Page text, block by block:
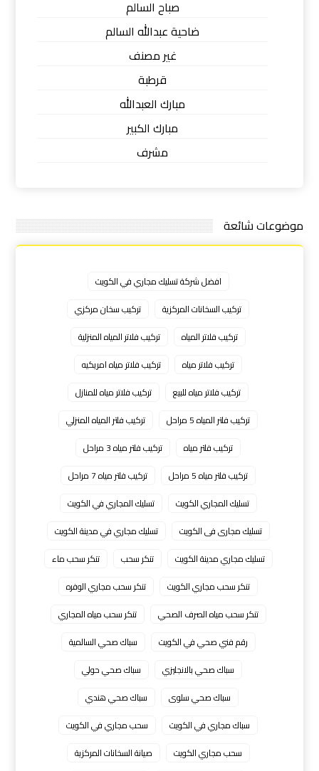
صباح السالم
ضاحية عبدالله السالم
غير مصنف
قرطبة
مبارك العبدالله
مبارك الكبير
مشرف
موضوعات شائعة
افضل شركة تسليك مجاري في الكويت
تركيب السخانات المركزية
تركيب سخان مركزي
تركيب فلاتر المياه
تركيب فلاتر المياه المنزلية
تركيب فلاتر مياه
تركيب فلاتر مياه امريكيه
تركيب فلاتر مياه للبيع
تركيب فلاتر مياه للمنازل
تركيب فلتر المياه 5 مراحل
تركيب فلتر المياه المنزلي
تركيب فلتر مياه
تركيب فلتر مياه 3 مراحل
تركيب فلتر مياه 5 مراحل
تركيب فلتر مياه 7 مراحل
تسليك المجاري الكويت
تسليك المجاري في الكويت
تسليك مجارى فى الكويت
تسليك مجاري في مدينة الكويت
تسليك مجاري مدينة الكويت
تنكر سحب
تنكر سحب ماء
تنكر سحب مجاري الكويت
تنكر سحب مجاري الوفره
تنكر سحب مياه الصرف الصحي
تنكر سحب مياه المجاري
رقم فني صحي في الكويت
سباك صحي السالمية
سباك صحي بالانجليزي
سباك صحي حولي
سباك صحي سلوى
سباك صحي هندي
سباك مجاري في الكويت
سحب مجاري في الكويت
سحب مجاري الكويت
صيانة السخانات المركزية